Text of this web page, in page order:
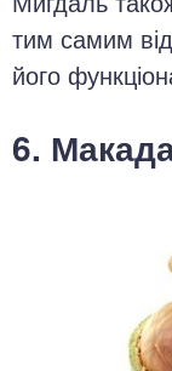
тим самим
його
6.